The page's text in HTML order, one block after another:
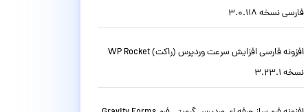
فارسی نسخه 3.0.118
افزونه فارسی افزایش سرعت وردپرس (راکت) WP Rocket
نسخه 3.23.1